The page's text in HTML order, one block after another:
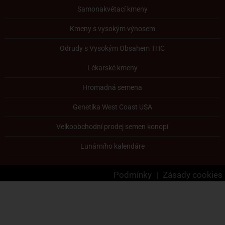
Samonakvétací kmeny
Kmeny s vysokým výnosem
Odrudy s Vysokým Obsahem THC
Lékarské kmeny
Hromadná semena
Genetika West Coast USA
Velkoobchodní prodej semen konopí
Lunárního kalendáre
Podmínky | Zásady cookies